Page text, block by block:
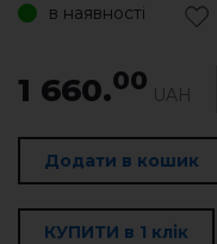
в наявності
1 660.00 UAH
Додати в кошик
КУПИТИ в 1 клік